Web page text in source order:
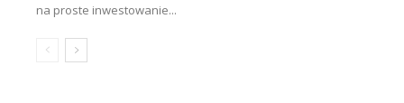
na proste inwestowanie...